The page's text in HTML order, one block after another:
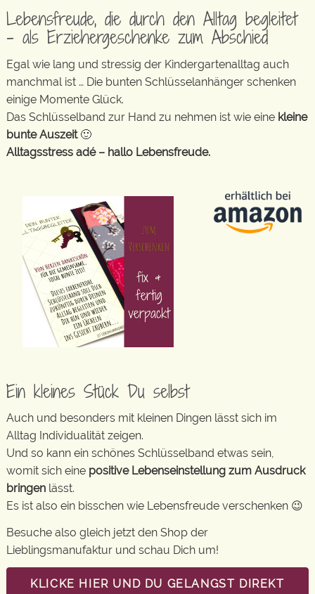
Lebensfreude, die durch den Alltag begleitet
– als Erziehergeschenke zum Abschied
Egal wie lang und stressig der Kindergartenalltag auch
manchmal ist … Die bunten Schlüsselanhänger schenken
einige Momente Glück.
Das Schlüsselband zur Hand zu nehmen ist wie eine kleine
bunte Auszeit🙂
Alltagsstress adé – hallo Lebensfreude.
Ein kleines Stück Du selbst
Auch und besonders mit kleinen Dingen lässt sich im
Alltag Individualität zeigen.
Und so kann ein schönes Schlüsselband etwas sein,
womit sich eine positive Lebenseinstellung zum Ausdruck
bringen lässt.
Es ist also ein bisschen wie Lebensfreude verschenken 😉
Besuche also gleich jetzt den Shop der
Lieblingsmanufaktur und schau Dich um!
KLICKE HIER UND DU GELANGST DIREKT